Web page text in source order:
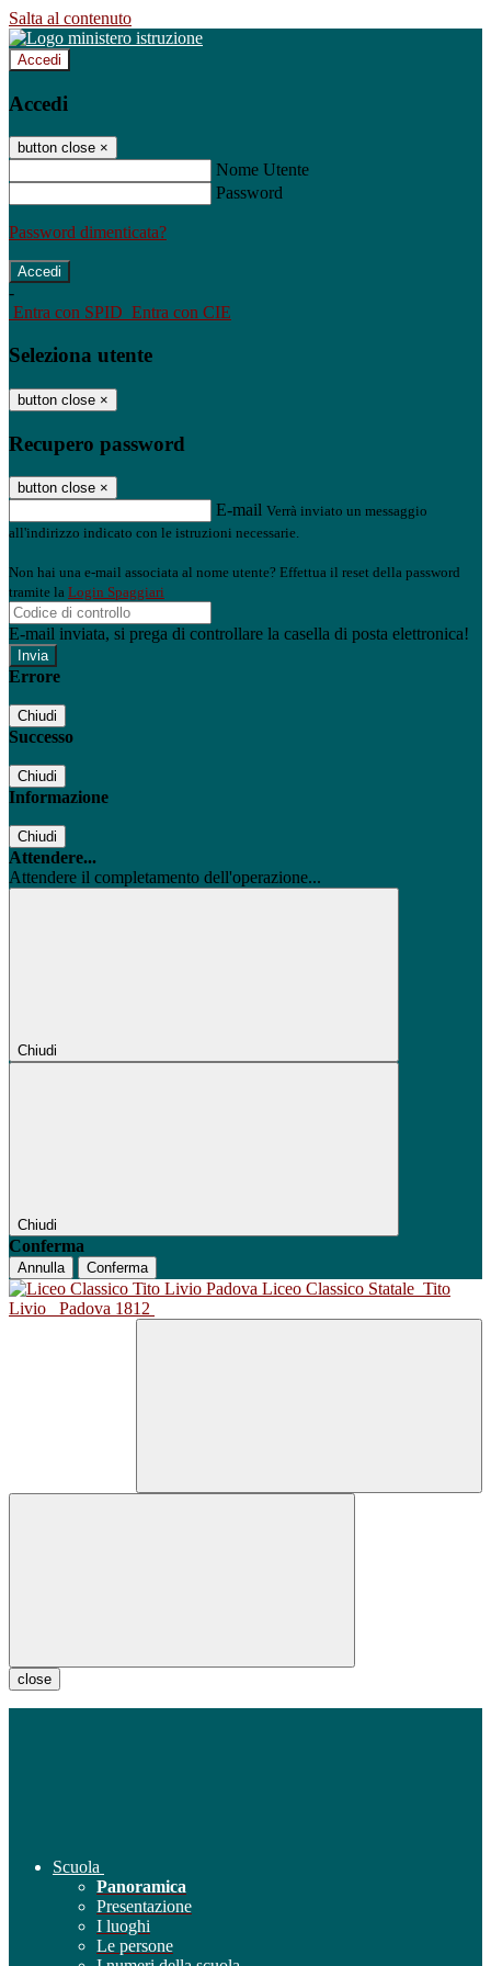
Salta al contenuto
Accedi
Accedi
button close ×
Nome Utente
Password
Password dimenticata?
-
Entra con SPID Entra con CIE
Seleziona utente
button close ×
Recupero password
button close ×
E-mail Verrà inviato un messaggio
all'indirizzo indicato con le istruzioni necessarie.
Non hai una e-mail associata al nome utente? Effettua il reset della password
tramite la Login Spaggiari
E-mail inviata, si prega di controllare la casella di posta elettronica!
Errore
Chiudi
Successo
Chiudi
Informazione
Chiudi
Attendere...
Attendere il completamento dell'operazione...
Chiudi
Chiudi
Conferma
Annulla Conferma
Liceo Classico Statale Tito
Livio
Padova 1812
close
Scuola
Panoramica
Presentazione
I luoghi
Le persone